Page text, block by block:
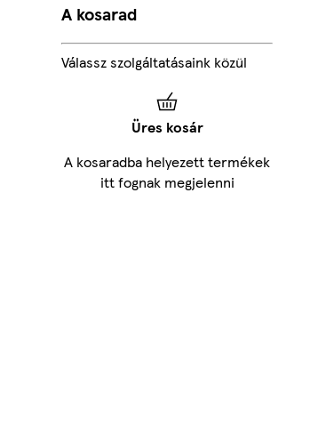
A kosarad
Válassz szolgáltatásaink közül
Üres kosár
A kosaradba helyezett termékek
itt fognak megjelenni